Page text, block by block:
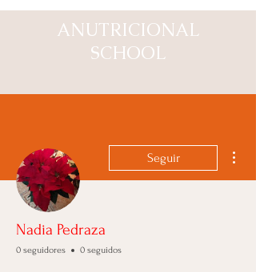
ANUTRICIONAL
SCHOOL
Seguir
Nadia Pedraza
0 seguidores 0 seguidos